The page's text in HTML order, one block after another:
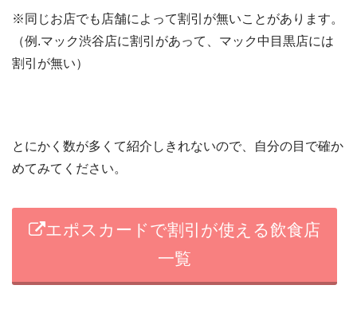
※同じお店でも店舗によって割引が無いことがあります。
（例.マック渋谷店に割引があって、マック中目黒店には
割引が無い）
とにかく数が多くて紹介しきれないので、自分の目で確か
めてみてください。
エポスカードで割引が使える飲食店
一覧